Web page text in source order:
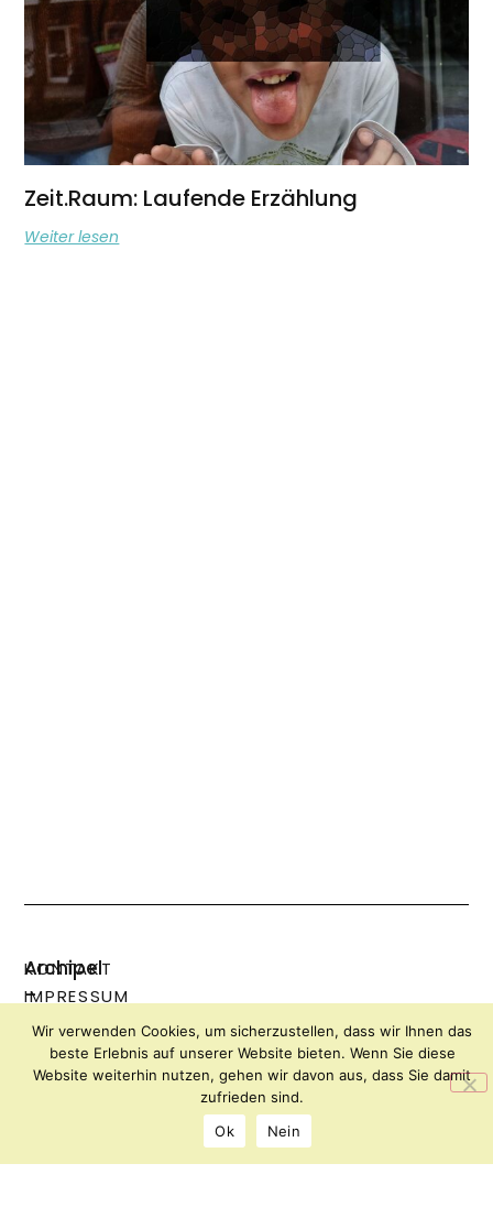
Zeit.Raum: Laufende Erzählung
Weiter lesen
Archipel
–
Forum
für
Kunst
Florianiplatz
KONTAKT
IMPRESSUM
DATENSCHUTZ
Wir verwenden Cookies, um sicherzustellen, dass wir Ihnen das
beste Erlebnis auf unserer Website bieten. Wenn Sie diese
Website weiterhin nutzen, gehen wir davon aus, dass Sie damit
zufrieden sind.
Ok
Nein